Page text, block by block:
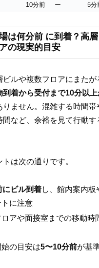
10分前 ー 5分
は何分前 に到着？高
の現実的目安
ビルや複数フロアにまたが
到着から受付まで10分以
りません。混雑する時間帯
間など、余裕を見て行動す
は次の通りです。
にビル到着し、館内案内板
トに注意
ロアや面接室までの移動時
始の目安は5〜10分前が基